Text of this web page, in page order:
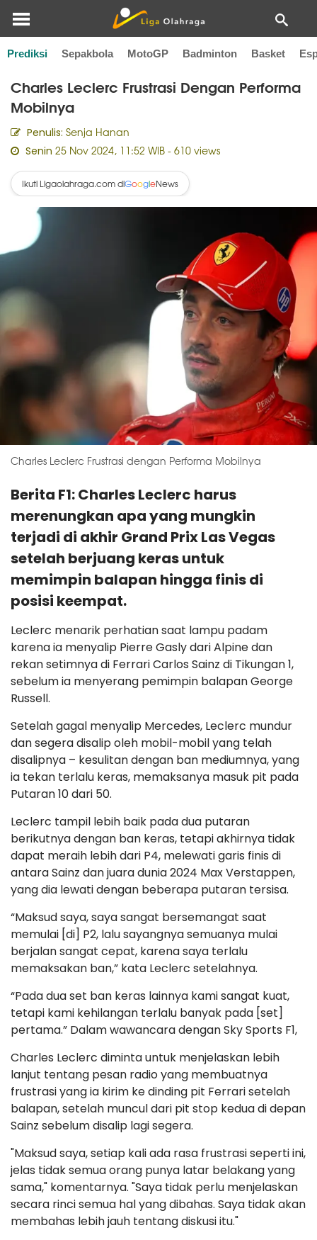
Prediksi Sepakbola MotoGP Badminton Basket
Home F1
Charles Leclerc Frustrasi Dengan Performa
Mobilnya
Penulis: Senja Hanan
Senin 25 Nov 2024, 11:52 WIB - 610 views
Ikuti Ligaolahraga.com diGoogleNews
Charles Leclerc Frustrasi dengan Performa Mobilnya
Berita F1: Charles Leclerc harus
merenungkan apa yang mungkin
terjadi di akhir Grand Prix Las Vegas
setelah berjuang keras untuk
memimpin balapan hingga finis di
posisi keempat.
Leclerc menarik perhatian saat lampu padam
karena ia menyalip Pierre Gasly dari Alpine dan
rekan setimnya di Ferrari Carlos Sainz di Tikungan 1,
sebelum ia menyerang pemimpin balapan George
Russell.
Setelah gagal menyalip Mercedes, Leclerc mundur
dan segera disalip oleh mobil-mobil yang telah
disalipnya – kesulitan dengan ban mediumnya, yang
ia tekan terlalu keras, memaksanya masuk pit pada
Putaran 10 dari 50.
Leclerc tampil lebih baik pada dua putaran
berikutnya dengan ban keras, tetapi akhirnya tidak
dapat meraih lebih dari P4, melewati garis finis di
antara Sainz dan juara dunia 2024 Max Verstappen,
yang dia lewati dengan beberapa putaran tersisa.
“Maksud saya, saya sangat bersemangat saat
memulai [di] P2, lalu sayangnya semuanya mulai
berjalan sangat cepat, karena saya terlalu
memaksakan ban,” kata Leclerc setelahnya.
“Pada dua set ban keras lainnya kami sangat kuat,
tetapi kami kehilangan terlalu banyak pada [set]
pertama.” Dalam wawancara dengan Sky Sports F1,
Charles Leclerc diminta untuk menjelaskan lebih
lanjut tentang pesan radio yang membuatnya
frustrasi yang ia kirim ke dinding pit Ferrari setelah
balapan, setelah muncul dari pit stop kedua di depan
Sainz sebelum disalip lagi segera.
"Maksud saya, setiap kali ada rasa frustrasi seperti ini,
jelas tidak semua orang punya latar belakang yang
sama," komentarnya. "Saya tidak perlu menjelaskan
secara rinci semua hal yang dibahas. Saya tidak akan
membahas lebih jauh tentang diskusi itu."